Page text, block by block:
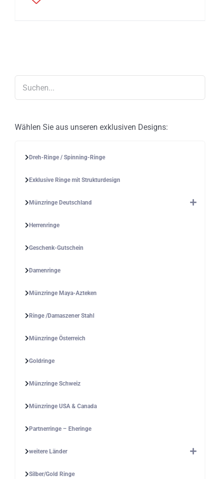
Wählen Sie aus unseren exklusiven Designs:
Dreh-Ringe / Spinning-Ringe
Exklusive Ringe mit Strukturdesign
Münzringe Deutschland
Herrenringe
Geschenk-Gutschein
Damenringe
Münzringe Maya-Azteken
Ringe /Damaszener Stahl
Münzringe Österreich
Goldringe
Münzringe Schweiz
Münzringe USA & Canada
Partnerringe – Eheringe
weitere Länder
Silber/Gold Ringe